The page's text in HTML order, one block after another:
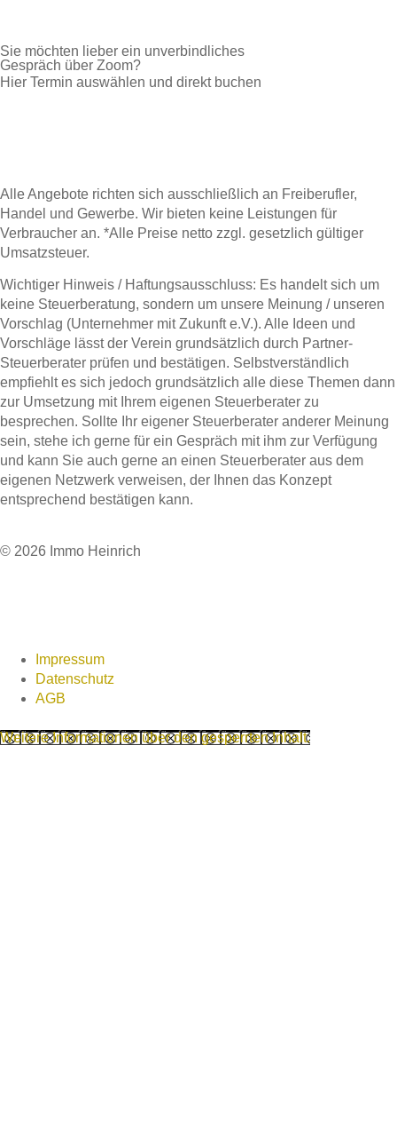
Sie möchten lieber ein unverbindliches
Gespräch über Zoom?
Hier Termin auswählen und direkt buchen
Alle Angebote richten sich ausschließlich an Freiberufler,
Handel und Gewerbe. Wir bieten keine Leistungen für
Verbraucher an. *Alle Preise netto zzgl. gesetzlich gültiger
Umsatzsteuer.
Wichtiger Hinweis / Haftungsausschluss: Es handelt sich um
keine Steuerberatung, sondern um unsere Meinung / unseren
Vorschlag (Unternehmer mit Zukunft e.V.). Alle Ideen und
Vorschläge lässt der Verein grundsätzlich durch Partner-
Steuerberater prüfen und bestätigen. Selbstverständlich
empfiehlt es sich jedoch grundsätzlich alle diese Themen dann
zur Umsetzung mit Ihrem eigenen Steuerberater zu
besprechen. Sollte Ihr eigener Steuerberater anderer Meinung
sein, stehe ich gerne für ein Gespräch mit ihm zur Verfügung
und kann Sie auch gerne an einen Steuerberater aus dem
eigenen Netzwerk verweisen, der Ihnen das Konzept
entsprechend bestätigen kann.
© 2026 Immo Heinrich
Impressum
Datenschutz
AGB
Weitere Informationen über den gesperrten Inhalt.